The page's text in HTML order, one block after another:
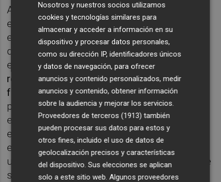
A través de material de archivo y de las
experiencias de vida de distintas mujeres se
esbozan las implicaciones del trabajo
doméstico remunerado. Ese que se realiza
en un domicilio ajeno.Los testimonios que
recoge este proyecto viajan desde el
franquismohasta la actualidad y están
protagonizados por personas de diferentes
edades y orígenes. La mayoría de ellas,
empleadas del hogar, pero también
empleadoras. Y es que,
En una casa
una realidad poliédrica, llena de aristas y que
se interroga sobre los cimientos de la
Nosotros y nuestros socios utilizamos
cookies y tecnologías similares para
almacenar y acceder a información en su
dispositivo y procesar datos personales,
como su dirección IP, identificadores únicos
y datos de navegación, para ofrecer
anuncios y contenido personalizados, medir
anuncios y contenido, obtener información
sobre la audiencia y mejorar los servicios.
Proveedores de terceros (1913) también
pueden procesar sus datos para estos y
otros fines, incluido el uso de datos de
geolocalización precisos y características
del dispositivo. Sus elecciones se aplican
solo a este sitio web. Algunos proveedores